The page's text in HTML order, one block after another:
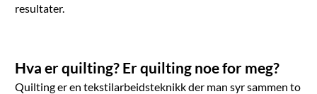
resultater.
Hva er quilting? Er quilting noe for meg?
Quilting er en tekstilarbeidsteknikk der man syr sammen to